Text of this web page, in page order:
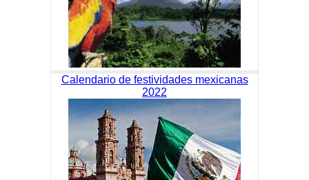
Calendario de festividades mexicanas
2022